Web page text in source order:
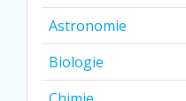
Astronomie
Biologie